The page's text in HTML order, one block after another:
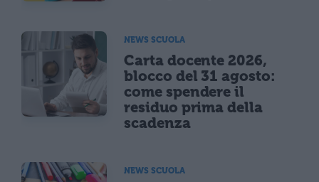
NEWS SCUOLA
Carta docente 2026,
blocco del 31 agosto:
come spendere il
residuo prima della
scadenza
NEWS SCUOLA